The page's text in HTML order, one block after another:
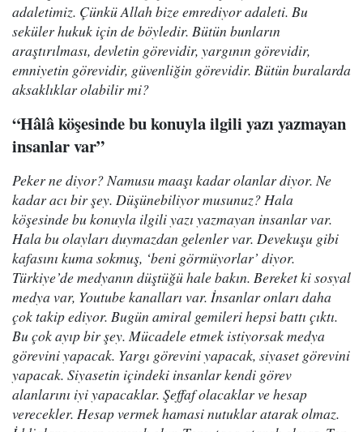
adaletimiz. Çünkü Allah bize emrediyor adaleti. Bu
seküler hukuk için de böyledir. Bütün bunların
araştırılması, devletin görevidir, yargının görevidir,
emniyetin görevidir, güvenliğin görevidir. Bütün buralarda
aksaklıklar olabilir mi?
“Hâlâ köşesinde bu konuyla ilgili yazı yazmayan
insanlar var”
Peker ne diyor? Namusu maaşı kadar olanlar diyor. Ne
kadar acı bir şey. Düşünebiliyor musunuz? Hala
köşesinde bu konuyla ilgili yazı yazmayan insanlar var.
Hala bu olayları duymazdan gelenler var. Devekuşu gibi
kafasını kuma sokmuş, ‘beni görmüyorlar’ diyor.
Türkiye’de medyanın düştüğü hale bakın. Bereket ki sosyal
medya var, Youtube kanalları var. İnsanlar onları daha
çok takip ediyor. Bugün amiral gemileri hepsi battı çıktı.
Bu çok ayıp bir şey. Mücadele etmek istiyorsak medya
görevini yapacak. Yargı görevini yapacak, siyaset görevini
yapacak. Siyasetin içindeki insanlar kendi görev
alanlarını iyi yapacaklar. Şeffaf olacaklar ve hesap
verecekler. Hesap vermek hamasi nutuklar atarak olmaz.